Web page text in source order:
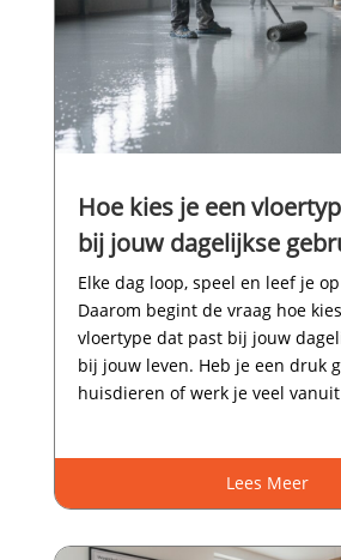
Hoe kies je een
bij jouw dagelijkse
Elke dag loop, speel en leef je
Daarom begint de vraag hoe
vloertype dat past bij jouw
bij jouw leven.​ Heb je een druk
huisdieren of werk je veel
Lees Meer